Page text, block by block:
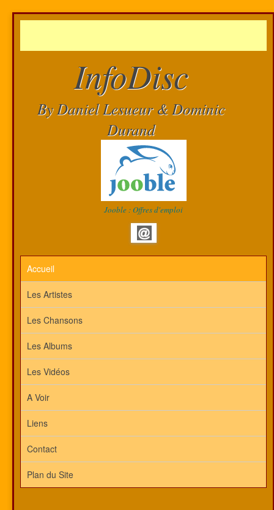
InfoDisc
By Daniel Lesueur & Dominic
Durand
Jooble : Offres d'emploi
Accueil
Les Artistes
Les Chansons
Les Albums
Les Vidéos
A Voir
Liens
Contact
Plan du Site